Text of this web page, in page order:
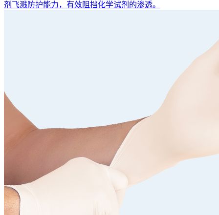
剂飞溅防护能力，有效阻挡化学试剂的渗透。